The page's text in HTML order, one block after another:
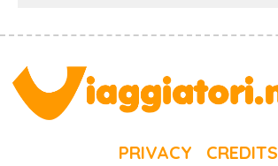
PRIVACY CREDITS